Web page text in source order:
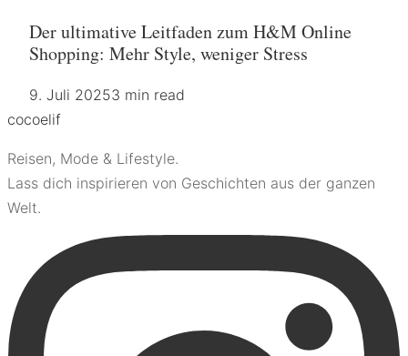
Der ultimative Leitfaden zum H&M Online
Shopping: Mehr Style, weniger Stress
9. Juli 20253 min read
cocoelif
Reisen, Mode & Lifestyle.
Lass dich inspirieren von Geschichten aus der ganzen
Welt.